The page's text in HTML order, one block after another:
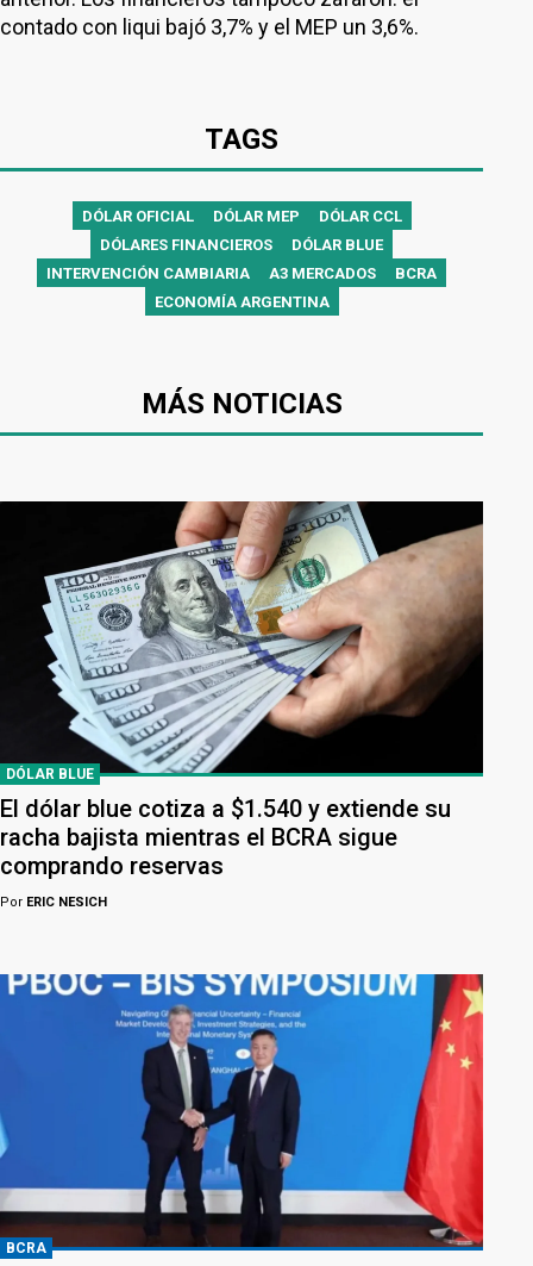
contado con liqui bajó 3,7% y el MEP un 3,6%.
TAGS
DÓLAR OFICIAL DÓLAR MEP
DÓLAR CCL
DÓLARES FINANCIEROS
DÓLAR BLUE
INTERVENCIÓN CAMBIARIA
A3 MERCADOS
BCRA
ECONOMÍA ARGENTINA
MÁS NOTICIAS
DÓLAR BLUE
El dólar blue cotiza a $1.540 y extiende su
racha bajista mientras el BCRA sigue
comprando reservas
Por ERIC NESICH
BCRA